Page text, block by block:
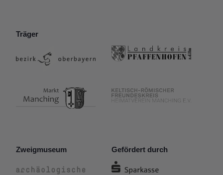
Träger
Zweigmuseum Gefördert durch